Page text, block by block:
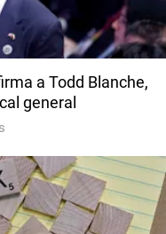
a Todd Blanche,
general